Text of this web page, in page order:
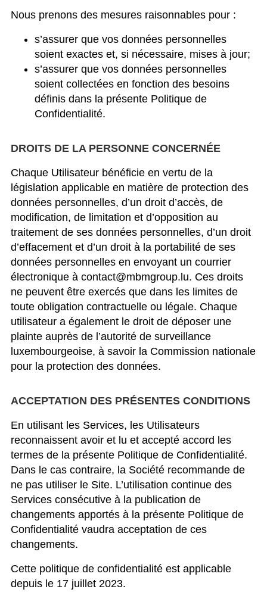
Nous prenons des mesures raisonnables pour :
s’assurer que vos données personnelles
soient exactes et, si nécessaire, mises à jour;
s’assurer que vos données personnelles
soient collectées en fonction des besoins
définis dans la présente Politique de
Confidentialité.
DROITS DE LA PERSONNE CONCERNÉE
Chaque Utilisateur bénéficie en vertu de la
législation applicable en matière de protection des
données personnelles, d’un droit d’accès, de
modification, de limitation et d’opposition au
traitement de ses données personnelles, d’un droit
d’effacement et d’un droit à la portabilité de ses
données personnelles en envoyant un courrier
électronique à contact@mbmgroup.lu. Ces droits
ne peuvent être exercés que dans les limites de
toute obligation contractuelle ou légale. Chaque
utilisateur a également le droit de déposer une
plainte auprès de l’autorité de surveillance
luxembourgeoise, à savoir la Commission nationale
pour la protection des données.
ACCEPTATION DES PRÉSENTES CONDITIONS
En utilisant les Services, les Utilisateurs
reconnaissent avoir et lu et accepté accord les
termes de la présente Politique de Confidentialité.
Dans le cas contraire, la Société recommande de
ne pas utiliser le Site. L’utilisation continue des
Services consécutive à la publication de
changements apportés à la présente Politique de
Confidentialité vaudra acceptation de ces
changements.
Cette politique de confidentialité est applicable
depuis le 17 juillet 2023.